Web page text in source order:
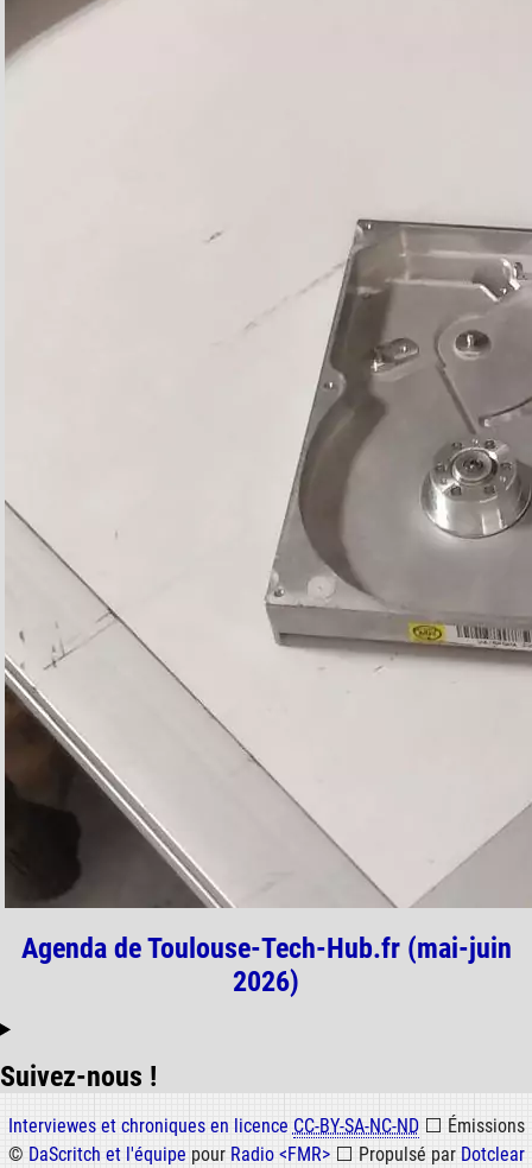
Agenda de Toulouse-Tech-Hub.fr (mai-juin
2026)
Suivez-nous !
Informations
Interviewes et chroniques en licence CC-BY-SA-NC-ND ⬜ Émissions
© DaScritch et l'équipe pour Radio <FMR> ⬜ Propulsé par Dotclear